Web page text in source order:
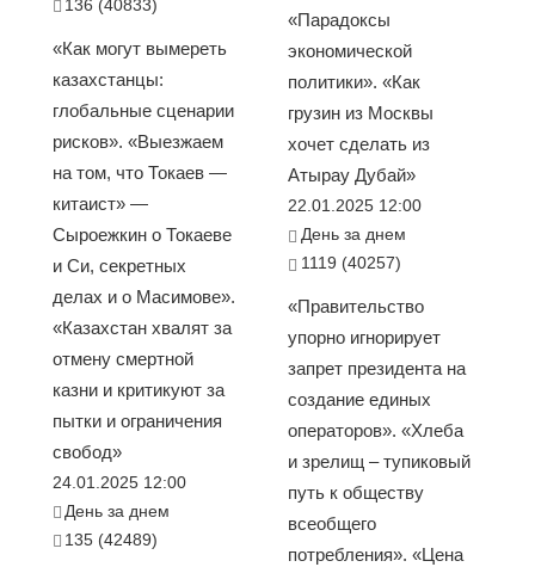
136 (40833)
«Как могут вымереть
казахстанцы:
глобальные сценарии
рисков». «Выезжаем
на том, что Токаев —
китаист» —
Сыроежкин о Токаеве
и Си, секретных
делах и о Масимове».
«Казахстан хвалят за
отмену смертной
казни и критикуют за
пытки и ограничения
свобод»
24.01.2025 12:00
День за днем
135 (42489)
«Парадоксы
экономической
политики». «Как
грузин из Москвы
хочет сделать из
Атырау Дубай»
22.01.2025 12:00
День за днем
1119 (40257)
«Правительство
упорно игнорирует
запрет президента на
создание единых
операторов». «Хлеба
и зрелищ – тупиковый
путь к обществу
всеобщего
потребления». «Цена